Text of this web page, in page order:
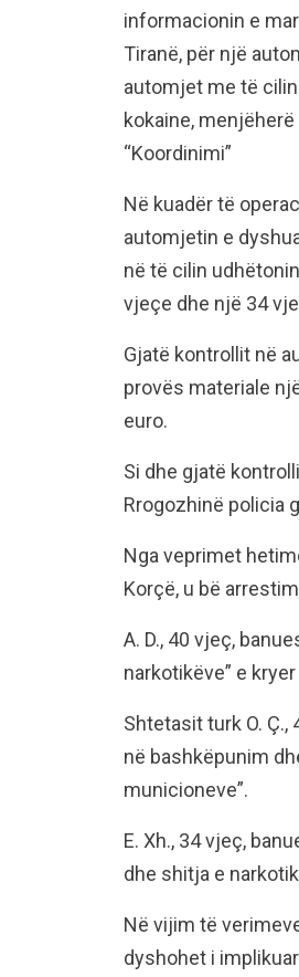
informacionin e
Tiranë, për një
automjet me të
kokaine,
“Koordinimi”
Në kuadër të
automjetin e
në të cilin
vjeçe dhe një 34
Gjatë kontrollit në
provës materiale
euro.
Si dhe gjatë
Rrogozhinë policia
Nga veprimet
Korçë, u bë
A. D., 40 vjeç,
narkotikëve” e
Shtetasit turk O.
në bashkëpunim
municioneve”.
E. Xh., 34 vjeç,
dhe shitja e
Në vijim të
dyshohet i